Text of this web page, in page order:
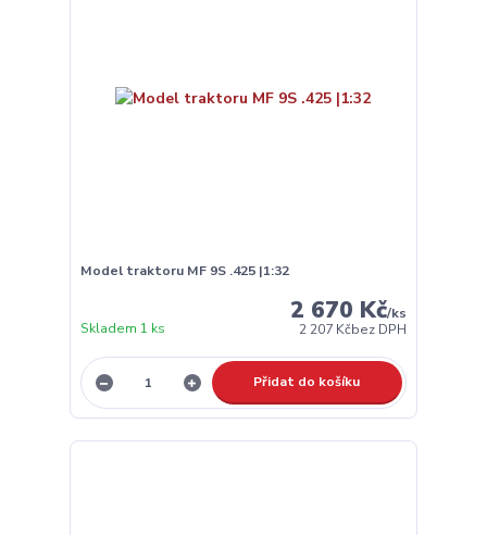
Model traktoru MF 9S .425 |1:32
2 670 Kč/ks
2 207 Kčbez DPH
Skladem 1 ks
Přidat do košíku